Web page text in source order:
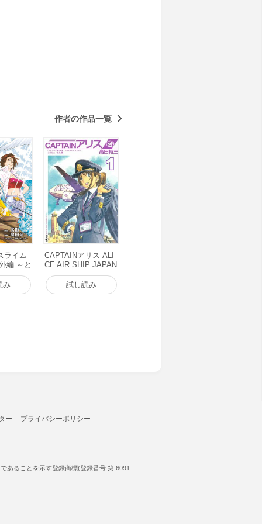
作者の作品一覧
ライム
編 ～と
し方
版
み
CAPTAINアリス ALI
CE AIR SHIP JAPAN
(1) 電子書籍版
試し読み
ー プライバシーポリシー
あることを示す登録商標(登録番号 第 6091